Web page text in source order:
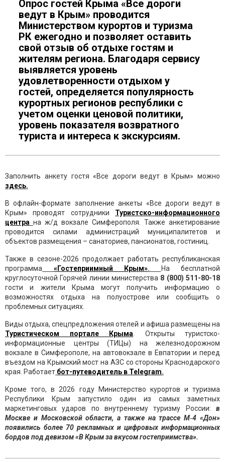
Опрос гостей Крыма «Все дороги
ведут в Крым» проводится
Министерством курортов и туризма
РК ежегодно и позволяет оставить
свой отзыв об отдыхе гостям и
жителям региона. Благодаря сервису
выявляется уровень
удовлетворенности отдыхом у
гостей, определяется популярность
курортных регионов республики с
учетом оценки ценовой политики,
уровень показателя возвратного
туриста и интереса к экскурсиям.
Заполнить анкету гостя «Все дороги ведут в Крым» можно
здесь.
В офлайн-формате заполнение анкеты «Все дороги ведут в
Крым» проводят сотрудники Туристско-информационного
центра на ж/д вокзале Симферополя. Также анкетирование
проводится силами администраций муниципалитетов и
объектов размещения – санаториев, пансионатов, гостиниц.
Также в сезоне-2026 продолжает работать республиканская
программа
«Гостеприимный Крым».
На бесплатной
круглосуточной Горячей линии министерства 8 (800) 511-80-18
гости и жители Крыма могут получить информацию о
возможностях отдыха на полуострове или сообщить о
проблемных ситуациях.
Виды отдыха, спецпредложения отелей и афиша размещены на
Туристическом портале Крыма . Открыты туристско-
информационные центры (ТИЦы) на железнодорожном
вокзале в Симферополе, на автовокзале в Евпатории и перед
въездом на Крымский мост на АЗС со стороны Краснодарского
края. Работает бот-путеводитель в Telegram.
Кроме того, в 2026 году Министерство курортов и туризма
Республики Крым запустило один из самых заметных
маркетинговых ударов по внутреннему туризму России: в
Москве и Московской области, а также на трассе М‑4 «Дон»
появились более 70 рекламных и цифровых информационных
бордов под девизом «В Крым за вкусом гостеприимства».